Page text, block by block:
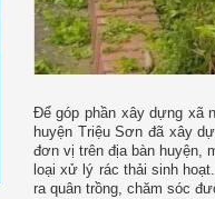
Để góp phần xây dựng xã
huyện Triệu Sơn đã xây
đơn vị trên địa bàn huyện,
loại xử lý rác thải sinh
ra quân trồng, chăm sóc